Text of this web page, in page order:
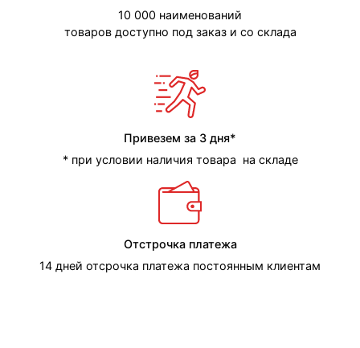
10 000 наименований
товаров доступно под заказ и со склада
Привезем за 3 дня*
* при условии наличия товара на складе
Отстрочка платежа
14 дней отсрочка платежа постоянным клиентам